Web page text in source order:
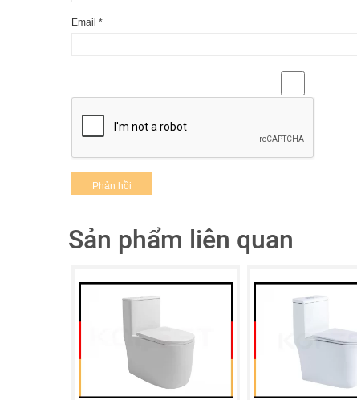
Sản phẩm nằm trong
bộ phụ kiện nhà tắm KR-
Email*
Sản phẩm liên quan